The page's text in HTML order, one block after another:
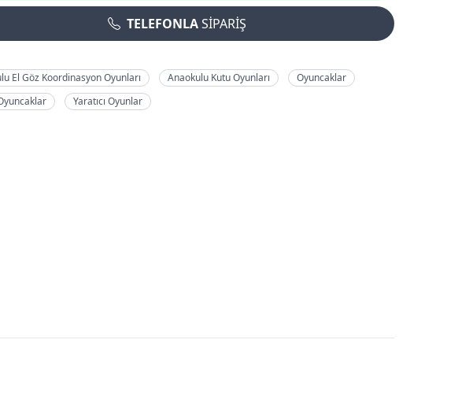
TELEFONLASİPARİŞ
El Göz Koordinasyon Oyunları Anaokulu Kutu Oyunları
Oyuncaklar
Yaratıcı Oyunlar